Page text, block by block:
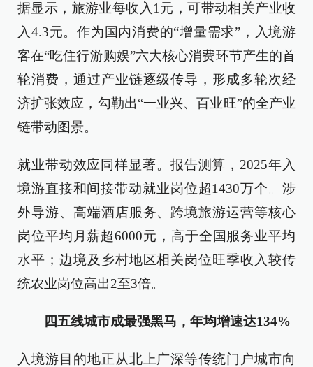
据显示，旅游业每收入1元，可带动相关产业收
入4.3元。作为国内消费的“增量需求”，入境游
客在“吃住行游购娱”六大核心消费环节产生的首
轮消费，通过产业链逐级传导，形成多轮次经
济扩张效应，勾勒出“一业兴、百业旺”的全产业
链带动图景。
就业带动效应同样显著。报告测算，2025年入
境游直接和间接带动就业岗位超1430万个。涉
外导游、高端酒店服务、跨境旅游运营等核心
岗位平均月薪超6000元，高于全国服务业平均
水平；边境及乡村地区相关岗位旺季收入较传
统农业岗位高出2至3倍。
四五线城市成最强黑马，年均增速达134%
入境游目的地正从北上广深等传统门户城市向